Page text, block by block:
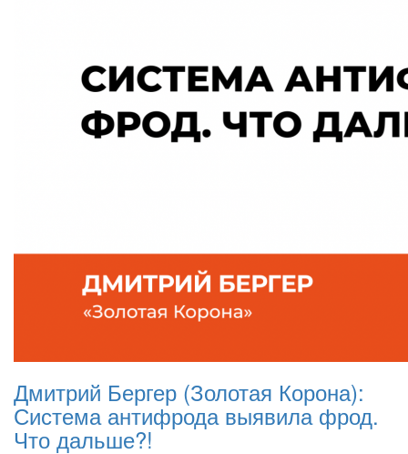
Дмитрий Бергер (Золотая Корона):
Система антифрода выявила фрод.
Что дальше?!